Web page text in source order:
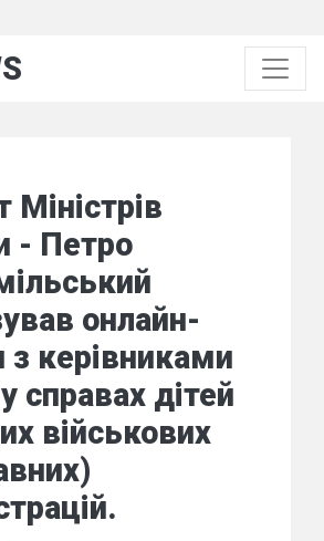
Міністрів
- Петро
онлайн-
з керівниками
справах дітей
військових